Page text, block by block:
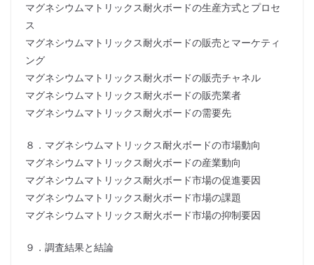
マグネシウムマトリックス耐火ボードの生産方式とプロセ
ス
マグネシウムマトリックス耐火ボードの販売とマーケティ
ング
マグネシウムマトリックス耐火ボードの販売チャネル
マグネシウムマトリックス耐火ボードの販売業者
マグネシウムマトリックス耐火ボードの需要先
８．マグネシウムマトリックス耐火ボードの市場動向
マグネシウムマトリックス耐火ボードの産業動向
マグネシウムマトリックス耐火ボード市場の促進要因
マグネシウムマトリックス耐火ボード市場の課題
マグネシウムマトリックス耐火ボード市場の抑制要因
９．調査結果と結論